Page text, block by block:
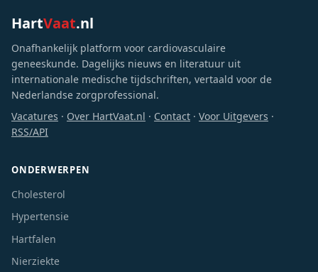
HartVaat.nl
Onafhankelijk platform voor cardiovasculaire
geneeskunde. Dagelijks nieuws en literatuur uit
internationale medische tijdschriften, vertaald voor de
Nederlandse zorgprofessional.
Vacatures · Over HartVaat.nl · Contact · Voor Uitgevers ·
RSS/API
ONDERWERPEN
Cholesterol
Hypertensie
Hartfalen
Nierziekte